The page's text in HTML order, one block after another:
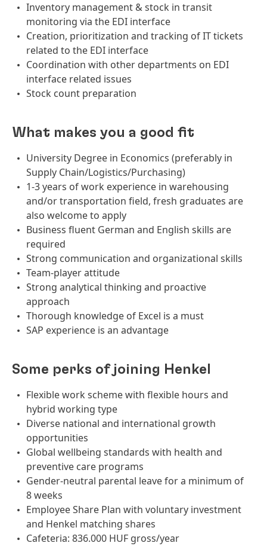
Inventory management & stock in transit
monitoring via the EDI interface
Creation, prioritization and tracking of IT tickets
related to the EDI interface
Coordination with other departments on EDI
interface related issues
Stock count preparation
What makes you a good fit
University Degree in Economics (preferably in
Supply Chain/Logistics/Purchasing)
1-3 years of work experience in warehousing
and/or transportation field, fresh graduates are
also welcome to apply
Business fluent German and English skills are
required
Strong communication and organizational skills
Team-player attitude
Strong analytical thinking and proactive
approach
Thorough knowledge of Excel is a must
SAP experience is an advantage
Some perks of joining Henkel
Flexible work scheme with flexible hours and
hybrid working type
Diverse national and international growth
opportunities
Global wellbeing standards with health and
preventive care programs
Gender-neutral parental leave for a minimum of
8 weeks
Employee Share Plan with voluntary investment
and Henkel matching shares
Cafeteria: 836.000 HUF gross/year